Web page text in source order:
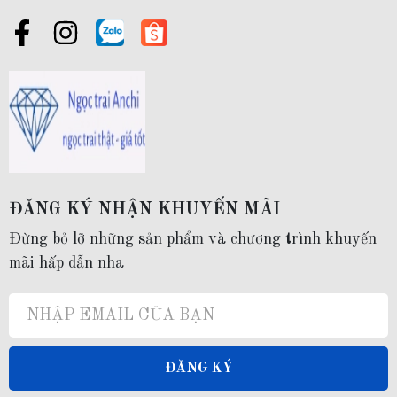
nhiên và sự tinh tế của con người. Bộ trang sức ngọc trai gạo 2 vòng dáng
một vì sao lấp lánh, là điểm nhấn cuối cùng, làm nổi bật vẻ đẹp tinh khôi,
--------------------------------------
Vòng cổ choker, vòng tay và hộp đựng ngọc trai
ĐĂNG KÝ NHẬN KHUYẾN MÃI
Đừng bỏ lỡ những sản phẩm và chương trình khuyến
mãi hấp dẫn nha
ĐĂNG KÝ